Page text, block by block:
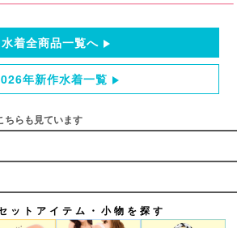
水着全商品一覧へ
年新作水着一覧
ちらも見ています
ットアイテム・小物を探す